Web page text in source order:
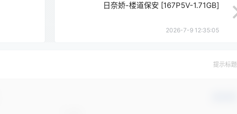
日奈娇-楼道保安 [167P5V-1.71GB]
2026-7-9 12:35:05
提示标题